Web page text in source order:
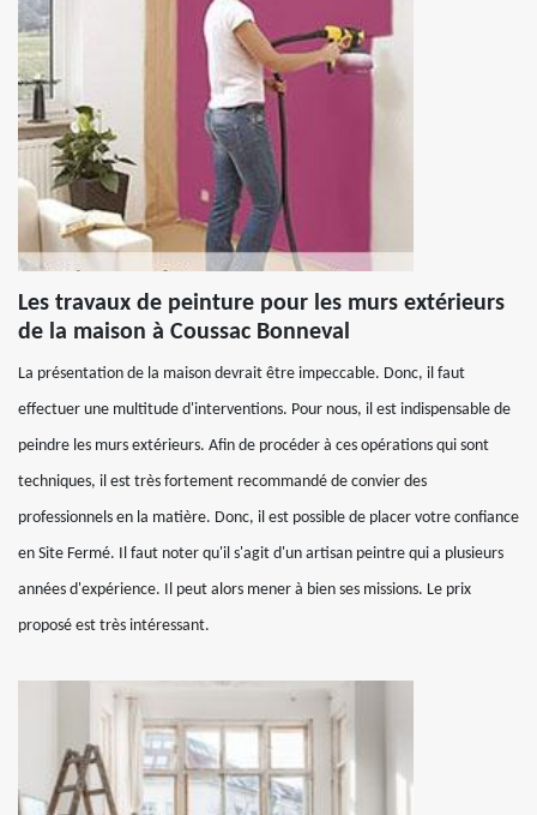
Les travaux de peinture pour les murs extérieurs
de la maison à Coussac Bonneval
La présentation de la maison devrait être impeccable. Donc, il faut
effectuer une multitude d'interventions. Pour nous, il est indispensable de
peindre les murs extérieurs. Afin de procéder à ces opérations qui sont
techniques, il est très fortement recommandé de convier des
professionnels en la matière. Donc, il est possible de placer votre confiance
en Site Fermé. Il faut noter qu'il s'agit d'un artisan peintre qui a plusieurs
années d'expérience. Il peut alors mener à bien ses missions. Le prix
proposé est très intéressant.